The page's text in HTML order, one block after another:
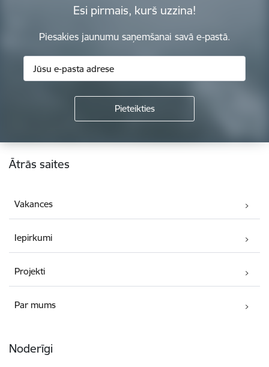
Esi pirmais, kurš uzzina!
Piesakies jaunumu saņemšanai savā e-pastā.
Kājene
Ātrās saites
Vakances
Iepirkumi
Projekti
Par mums
Noderīgi